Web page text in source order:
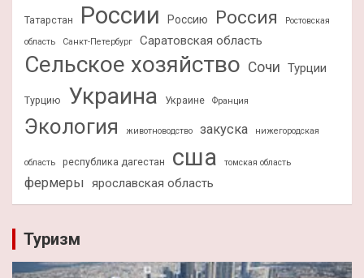
Татарстан России Россию Россия
Ростовская
область
Санкт-Петербург Саратовская область
Сельское хозяйство Сочи Турции
Турцию Украина Украине Франция
Экология животноводство закуска нижегородская
область республика дагестан сша томская область
фермеры ярославская область
Туризм